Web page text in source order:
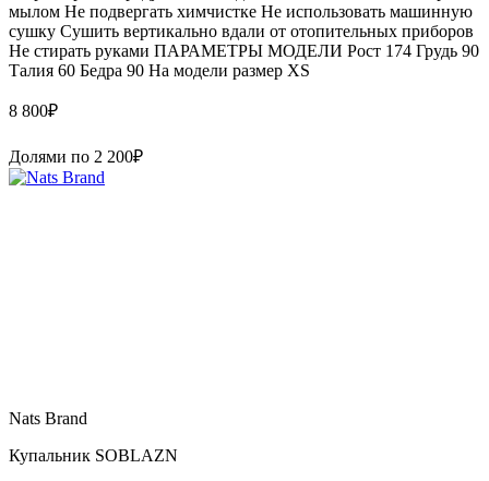
мылом Не подвергать химчистке Не использовать машинную
сушку Сушить вертикально вдали от отопительных приборов
Не стирать руками ПАРАМЕТРЫ МОДЕЛИ Рост 174 Грудь 90
Талия 60 Бедра 90 На модели размер XS
8 800₽
Долями по 2 200₽
Nats Brand
Купальник SOBLAZN